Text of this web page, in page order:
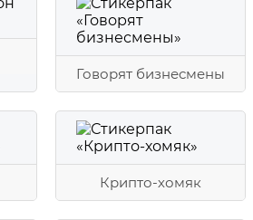
Говорят бизнесмены
Крипто-хомяк